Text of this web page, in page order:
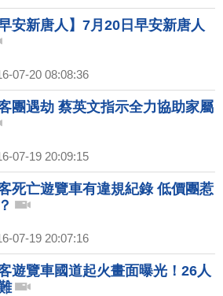
早安新唐人】7月20日早安新唐人
07-20 08:08:36
團遇劫 蔡英文指示全力協助家屬
07-19 20:09:15
死亡遊覽車有違規紀錄 低價團惹
07-19 20:07:16
遊覽車國道起火畫面曝光！26人